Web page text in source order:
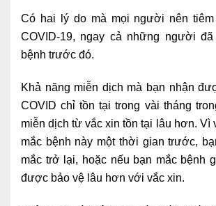
Có hai lý do mà mọi người nên
COVID-19, ngay cả những người
bệnh trước đó.
Khả năng miễn dịch mà bạn nhận
COVID chỉ tồn tại trong vài tháng
miễn dịch từ vắc xin tồn tại lâu hơn. Vì
mắc bệnh này một thời gian trước,
mắc trở lại, hoặc nếu bạn mắc bệnh
được bảo vệ lâu hơn với vắc xin.